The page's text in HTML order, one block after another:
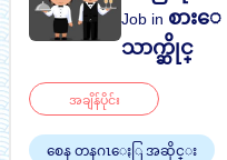
Job in စားေ
သာက္ဆိုင္
အချိန်ပိုင်း
စေန တနဂၤေႏြ အဆိုင္း